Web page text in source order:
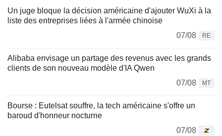
Un juge bloque la décision américaine d'ajouter WuXi à la
liste des entreprises liées à l'armée chinoise
07/08
RE
Alibaba envisage un partage des revenus avec les grands
clients de son nouveau modèle d'IA Qwen
07/08
MT
Bourse : Eutelsat souffre, la tech américaine s'offre un
baroud d'honneur nocturne
07/08